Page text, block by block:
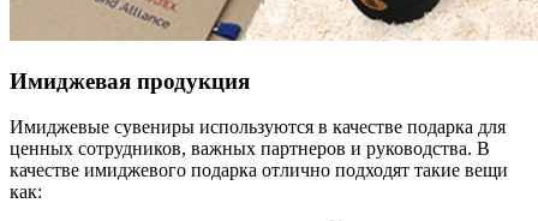
Имиджевая продукция
Имиджевые сувениры используются в качестве подарка для
ценных сотрудников, важных партнеров и руководства. В
качестве имиджевого подарка отлично подходят такие вещи
как: